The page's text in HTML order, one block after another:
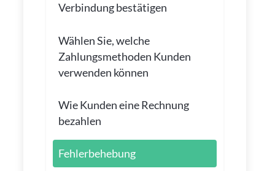
Verbindung bestätigen
Wählen Sie, welche
Zahlungsmethoden Kunden
verwenden können
Wie Kunden eine Rechnung
bezahlen
Fehlerbehebung